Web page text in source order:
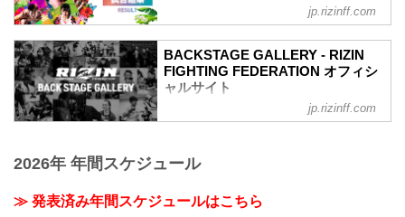
第12試合 ／山本美憂 vs. 大島沙緒里
大島沙緒里4
山本美憂3
第11試合 ／砂辺光久 vs. 中務修良
砂辺光久3
山本空良3
カイル・アグォン2
関連記事
RIZIN MMAルール：5分 3R（66.0kg）
（LOSE）鈴木博昭 vs. 平本蓮（WIN）
3R 判定 （1-2）
第12試合 ／山本美憂 vs. 大島沙緒里
（WIN）
≫ 試合結果詳細
jp.rizinff.com
BACKSTAGE GALLERY - RIZIN
FIGHTING FEDERATION オフィシ
ャルサイト
BACKSTAGE GALLERY の記事一覧 - 格
イジン ファイティング フェデレーショ
いきます。
jp.rizinff.com
2026年 年間スケジュール
≫ 発表済み年間スケジュールはこちら